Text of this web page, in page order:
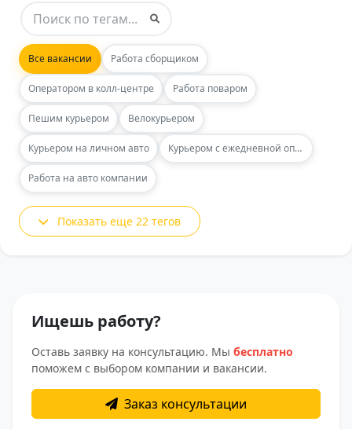
Все вакансии Работа сборщиком
Оператором в колл-центре Работа поваром
Пешим курьером Велокурьером
Курьером на личном авто Курьером с ежедневной оплатой
Работа на авто компании
Показать еще 22 тегов
Ищешь работу?
Оставь заявку на консультацию. Мы бесплатно
поможем с выбором компании и вакансии.
Заказ консультации